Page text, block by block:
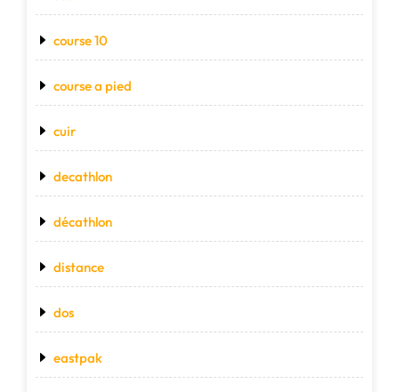
course 10
course a pied
cuir
decathlon
décathlon
distance
dos
eastpak